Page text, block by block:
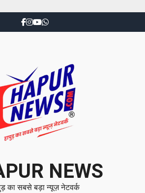
NEWS
का सबसे बड़ा न्यूज़ नेटवर्क